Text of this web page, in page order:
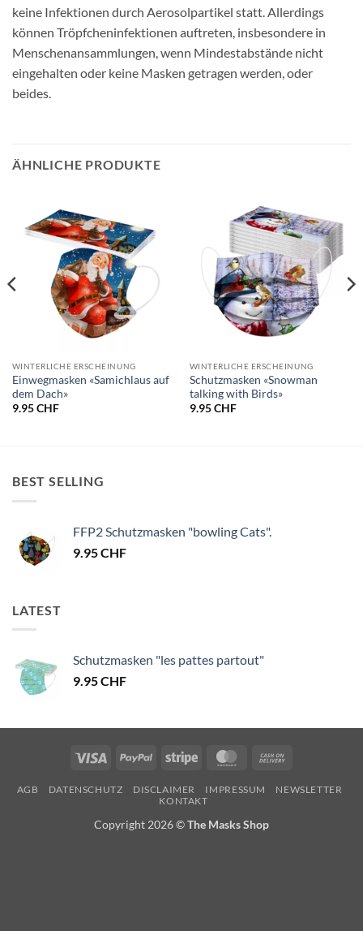
keine Infektionen durch Aerosolpartikel statt. Allerdings
können Tröpfcheninfektionen auftreten, insbesondere in
Menschenansammlungen, wenn Mindestabstände nicht
eingehalten oder keine Masken getragen werden, oder
beides.
ÄHNLICHE PRODUKTE
WINTERLICHE ERSCHEINUNG
Einwegmasken «Samichlaus auf
dem Dach»
9.95CHF
WINTERLICHE ERSCHEINUNG
Schutzmasken «Snowman
talking with Birds»
9.95CHF
BEST SELLING
FFP2 Schutzmasken "bowling Cats".
9.95CHF
LATEST
Schutzmasken "les pattes partout"
9.95CHF
Visa PayPal Stripe MasterCard
Delivery
AGB DATENSCHUTZ DISCLAIMER IMPRESSUM
NEWSLETTER
KONTAKT
Copyright 2026 ©The Masks Shop